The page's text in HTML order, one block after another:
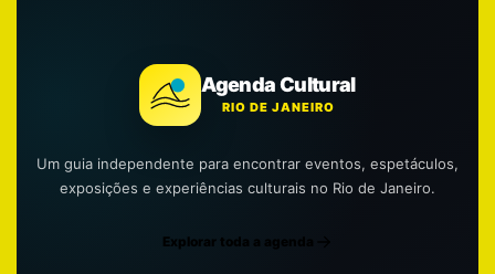
Agenda Cultural
RIO DE JANEIRO
Um guia independente para encontrar eventos, espetáculos,
exposições e experiências culturais no Rio de Janeiro.
Explorar toda a agenda